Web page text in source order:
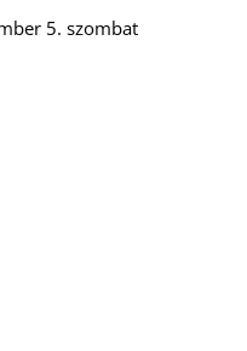
5. szombat